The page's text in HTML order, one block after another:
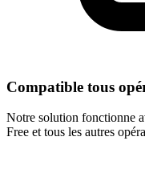
Compatible tous
Notre solution fonctionne
Free et tous les autres